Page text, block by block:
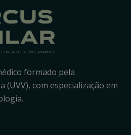
formado pela
(UVV), com especialização em